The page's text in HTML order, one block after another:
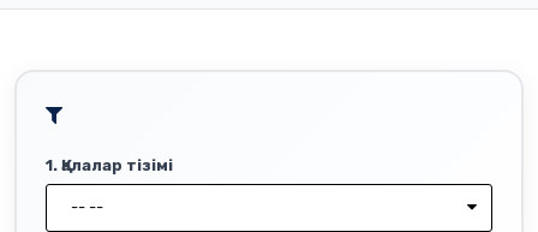
1. Қалалар тізімі
-- --